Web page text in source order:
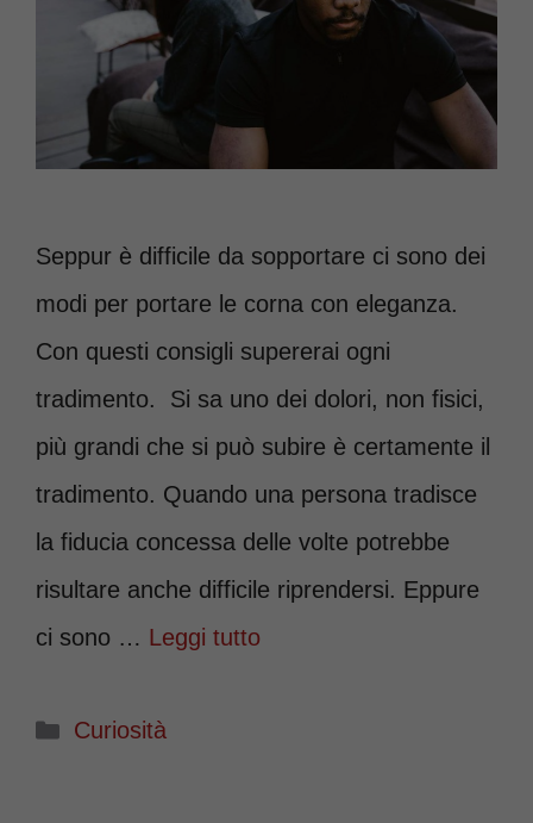
Seppur è difficile da sopportare ci sono dei
modi per portare le corna con eleganza.
Con questi consigli supererai ogni
tradimento. Si sa uno dei dolori, non fisici,
più grandi che si può subire è certamente il
tradimento. Quando una persona tradisce
la fiducia concessa delle volte potrebbe
risultare anche difficile riprendersi. Eppure
ci sono … Leggi tutto
Categorie
Curiosità